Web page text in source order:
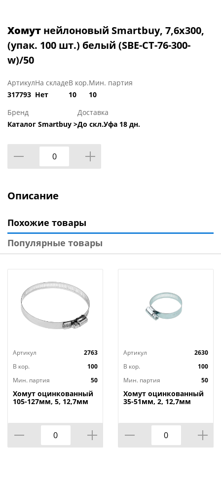
Хомут нейлоновый Smartbuy, 7,6х300,
(упак. 100 шт.) белый (SBE-CT-76-300-
w)/50
Артикул
317793
На складе
Нет
В кор.
10
Мин. партия
10
Бренд
Каталог Smartbuy >
Доставка
До скл.Уфа 18 дн.
Описание
Похожие товары
Популярные товары
Артикул
2763
В кор.
100
Мин. партия
50
Хомут оцинкованный
105-127мм, 5, 12,7мм
Артикул
2630
В кор.
100
Мин. партия
50
Хомут оцинкованный
35-51мм, 2, 12,7мм